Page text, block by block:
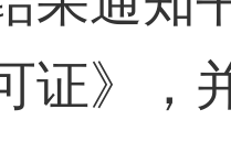
证》，